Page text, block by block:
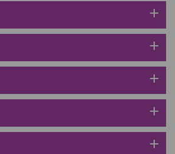
泉 無香大哥大防曬 50ml (2027年4
加入購物車
add
add
add
add
add